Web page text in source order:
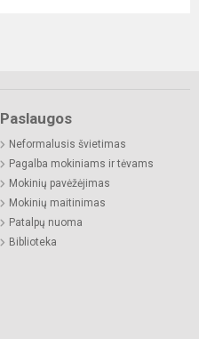
Paslaugos
Neformalusis švietimas
Pagalba mokiniams ir tėvams
Mokinių pavėžėjimas
Mokinių maitinimas
Patalpų nuoma
Biblioteka